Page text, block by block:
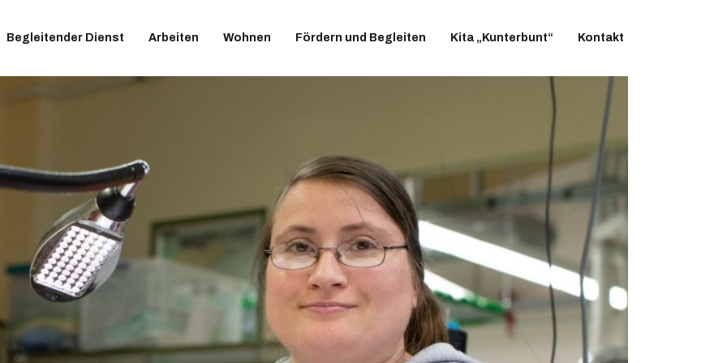
Begleitender Dienst Arbeiten Wohnen Fördern und Begleiten Kita „Kunterbunt“ Kontakt